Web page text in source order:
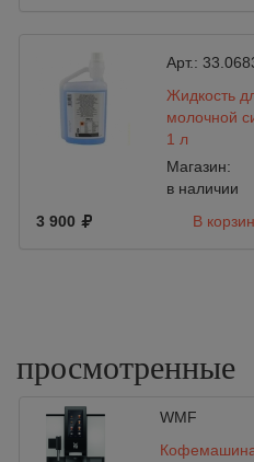
Арт.:
Жидкость
молочной
1 л
Магазин:
в наличии
3 900
В
просмотренные
WMF